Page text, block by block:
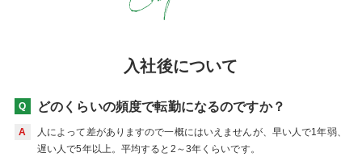
入社後について
どのくらいの頻度で転勤になるのですか？
人によって差がありますので一概にはいえませんが、早い人で1年弱、
遅い人で5年以上。平均すると2～3年くらいです。